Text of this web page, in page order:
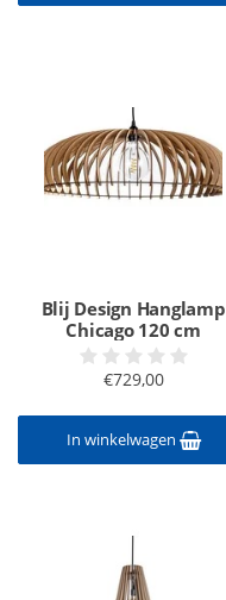
Blij Design Hanglamp
Chicago 120 cm
€729,00
In winkelwagen